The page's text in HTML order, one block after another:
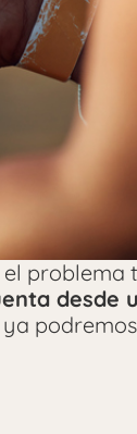
el problema
desde